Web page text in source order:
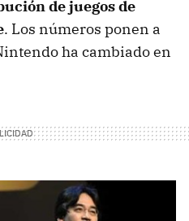
de juegos de
. Los números ponen a
ha cambiado en